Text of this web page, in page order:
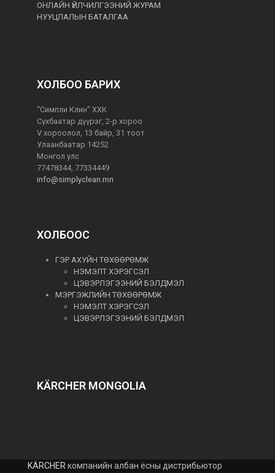
ОНЛАЙН ҮЙЛЧИЛГЭЭНИЙ ЖУРАМ
НУУЦЛАЛЫН БАТАЛГАА
ХОЛБОО БАРИХ
“Симпли Клин” ХХК
Сүхбаатар дүүрэг, 2-р хороо
V хороолол, 13 байр, 31 тоот
Улаанбаатар 14252
Монгол улс
77478344, 77334449
info@simplyclean.mn
ХОЛБООС
ГЭР АХУЙН ТӨХӨӨРӨМЖ
НЭМЭЛТ ХЭРЭГСЭЛ
ЦЭВЭРЛЭГЭЭНИЙ БЭЛДМЭЛ
МЭРГЭЖЛИЙН ТӨХӨӨРӨМЖ
НЭМЭЛТ ХЭРЭГСЭЛ
ЦЭВЭРЛЭГЭЭНИЙ БЭЛДМЭЛ
KÄRCHER MONGOLIA
KÄRCHERкомпанийн албан ёсны дистрибьютор